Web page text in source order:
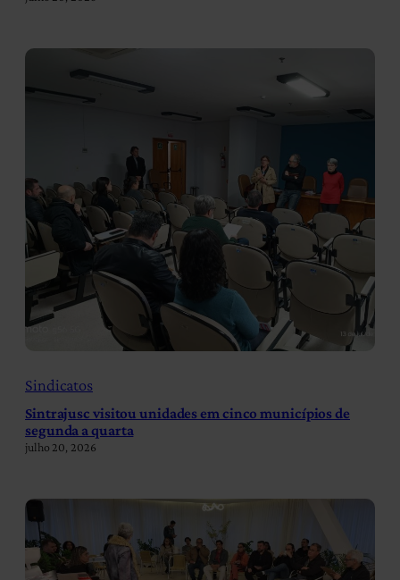
Sindicatos
Sintrajusc visitou unidades em cinco municípios de
segunda a quarta
julho 20, 2026